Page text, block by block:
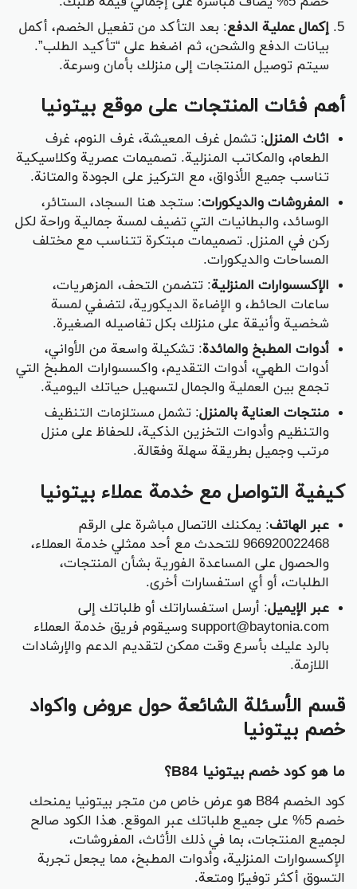
إكمال عملية الدفع: بعد التأكد من تفعيل الخصم، أكمل
بيانات الدفع والشحن، ثم اضغط على “تأكيد الطلب”.
سيتم توصيل المنتجات إلى منزلك بأمان وسرعة.
أهم فئات المنتجات على موقع بيتونيا
اثاث المنزل: تشمل غرف المعيشة، غرف النوم، غرف
الطعام، والمكاتب المنزلية. تصميمات عصرية وكلاسيكية
تناسب جميع الأذواق، مع التركيز على الجودة والمتانة.
المفروشات والديكورات: ستجد هنا السجاد، الستائر،
الوسائد، والبطانيات التي تضيف لمسة جمالية وراحة لكل
ركن في المنزل. تصميمات مبتكرة تتناسب مع مختلف
المساحات والديكورات.
الإكسسوارات المنزلية: تتضمن التحف، المزهريات،
ساعات الحائط، و الإضاءة الديكورية، لتضفي لمسة
شخصية وأنيقة على منزلك بكل تفاصيله الصغيرة.
أدوات المطبخ والمائدة: تشكيلة واسعة من الأواني،
أدوات الطهي، أدوات التقديم، واكسسوارات المطبخ التي
تجمع بين العملية والجمال لتسهيل حياتك اليومية.
منتجات العناية بالمنزل: تشمل مستلزمات التنظيف
والتنظيم وأدوات التخزين الذكية، للحفاظ على منزل
مرتب وجميل بطريقة سهلة وفعّالة.
كيفية التواصل مع خدمة عملاء بيتونيا
عبر الهاتف: يمكنك الاتصال مباشرة على الرقم
966920022468 للتحدث مع أحد ممثلي خدمة العملاء،
والحصول على المساعدة الفورية بشأن المنتجات،
الطلبات، أو أي استفسارات أخرى.
عبر الإيميل: أرسل استفساراتك أو طلباتك إلى
support@baytonia.com وسيقوم فريق خدمة العملاء
بالرد عليك بأسرع وقت ممكن لتقديم الدعم والإرشادات
اللازمة.
قسم الأسئلة الشائعة حول عروض واكواد
خصم بيتونيا
ما هو كود خصم بيتونيا B84؟
كود الخصم B84 هو عرض خاص من متجر بيتونيا يمنحك
خصم 5% على جميع طلباتك عبر الموقع. هذا الكود صالح
لجميع المنتجات، بما في ذلك الأثاث، المفروشات،
الإكسسوارات المنزلية، وأدوات المطبخ، مما يجعل تجربة
التسوق أكثر توفيرًا ومتعة.